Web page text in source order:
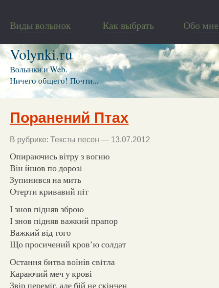
Виды волынок Как выбрать Обо мне
Volynki.ru
Волынки и Web.
Ничего общего! Почти...
Поранений Птах
В рубрике: Тексты песен — 13.07.2012
Опираючись вітру з вогню
Він йшов по дорозi
Зупинився на мить
Отерти кривавий пiт
I знов пiдняв зброю
I знов пiдняв важкий прапор
Важкий вiд того
Що просичений кров’ю солдат
Остання битва воїнів свiтла
Караючий меч у крові
Звiр перемiг, але бiй не скiнчен